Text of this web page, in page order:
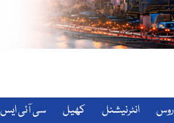
روس انٹرنیشنل کھیل سی آئی ایس